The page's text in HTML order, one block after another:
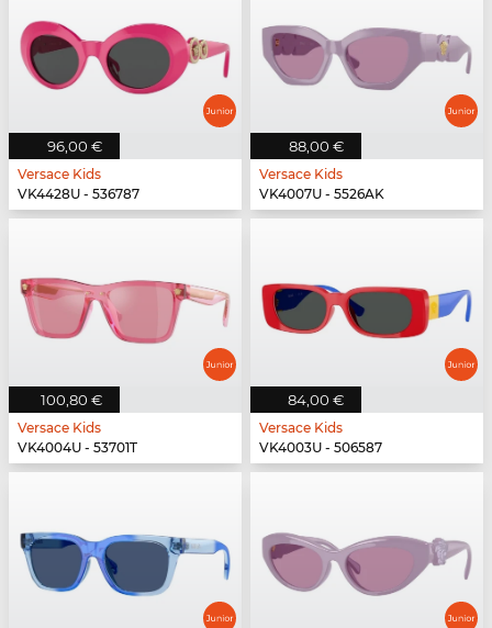
96,00 €
Versace Kids
VK4428U - 536787
88,00 €
Versace Kids
VK4007U - 5526AK
100,80 €
Versace Kids
VK4004U - 53701T
84,00 €
Versace Kids
VK4003U - 506587